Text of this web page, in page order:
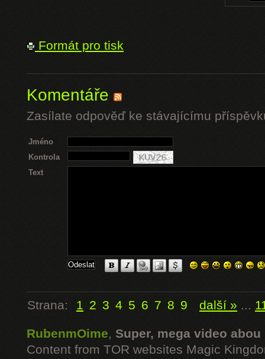
Formát pro tisk
Komentáře
Zasílate odpověď ke stávajícímu
Jméno
Kontrola
Text
Strana: 1 2 3 4 5 6 7 8 9 další » ...
RubenmOime, Super, mega video abou
Content from TOR websites Magic